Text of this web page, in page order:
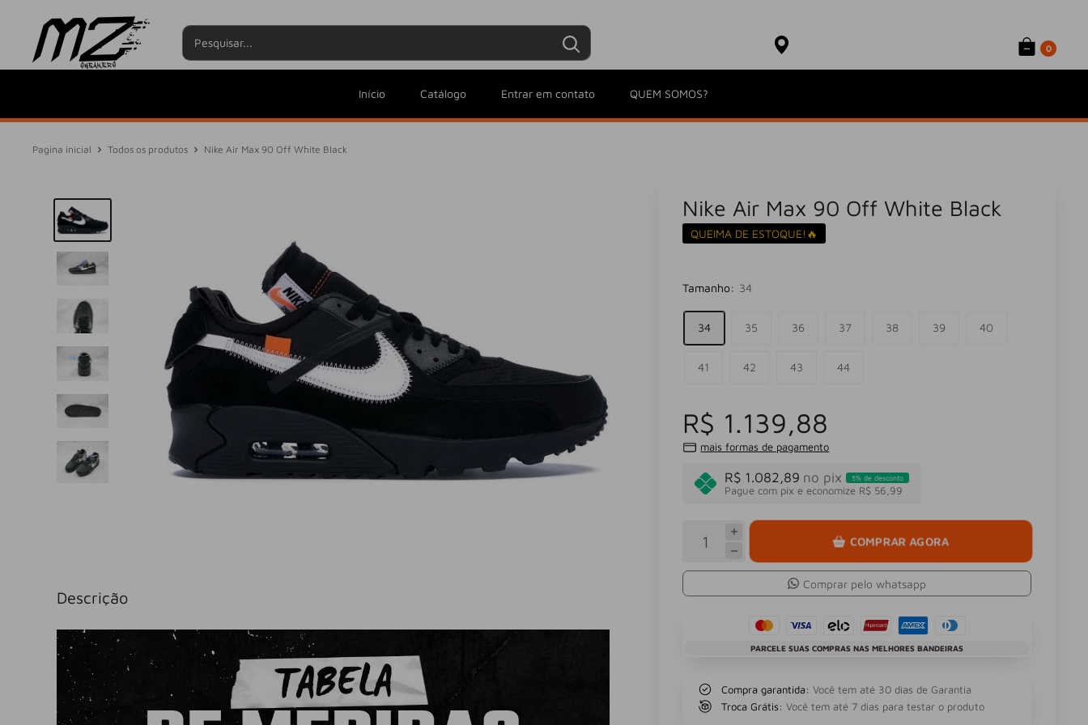
0
Início Catálogo Entrar em contato QUEM SOMOS?
Pagina inicial Todos os produtos Nike Air Max 90 Off White Black
Nike Air Max 90 Off White Black
QUEIMA DE ESTOQUE!🔥
Tamanho: 34
34 35 36 37 38 39 40
41 42 43 44
R$ 1.139,88
mais formas de pagamento
R$ 1.082,89 no pix 5% de desconto
Pague com pix e economize R$ 56,99
COMPRAR AGORA
Comprar pelo whatsapp
PARCELE SUAS COMPRAS NAS MELHORES BANDEIRAS
Compra garantida: Você tem até 30 dias de Garantia
Troca Grátis: Você tem até 7 dias para testar o produto
Descrição